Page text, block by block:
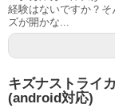
経験はないですか？
ズが開かな...
キズナストライ
(android対応)